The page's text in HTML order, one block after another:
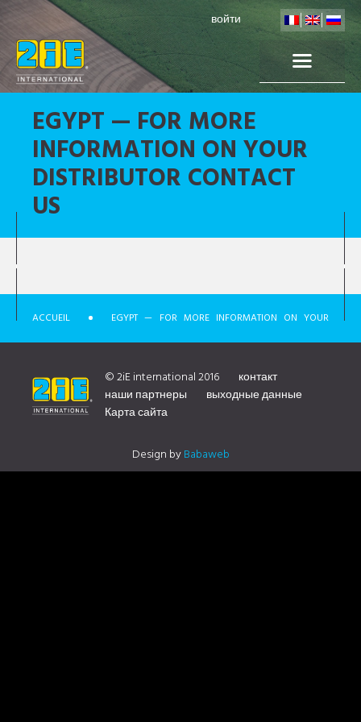
войти
EGYPT — FOR MORE
INFORMATION ON YOUR
DISTRIBUTOR CONTACT
US
ACCUEIL EGYPT — FOR MORE INFORMATION ON YOUR
© 2iE international 2016
контакт
наши партнеры
выходные данные
Карта сайта
Design byBabaweb